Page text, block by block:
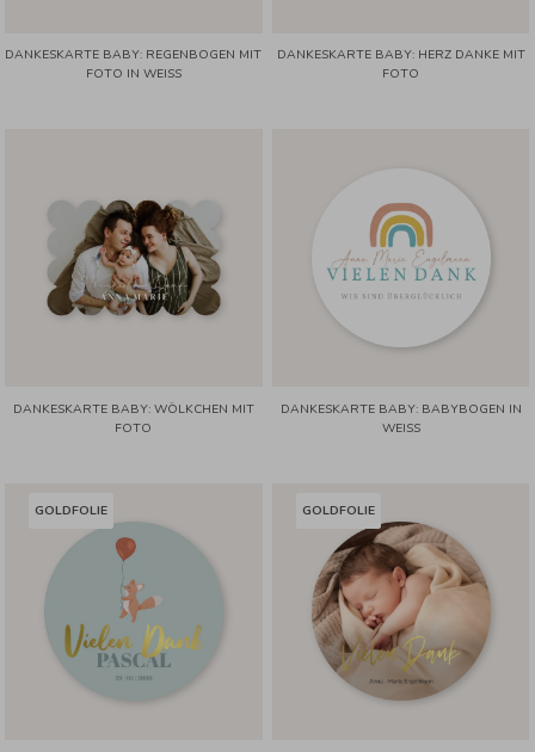
DANKESKARTE BABY: REGENBOGEN MIT
FOTO IN WEISS
DANKESKARTE BABY: HERZ DANKE MIT
FOTO
DANKESKARTE BABY: WÖLKCHEN MIT
FOTO
DANKESKARTE BABY: BABYBOGEN IN
WEISS
GOLDFOLIE GOLDFOLIE